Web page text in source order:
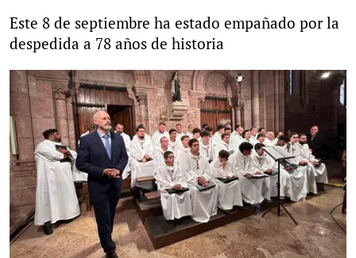
Este 8 de septiembre ha estado empañado por la
despedida a 78 años de historia